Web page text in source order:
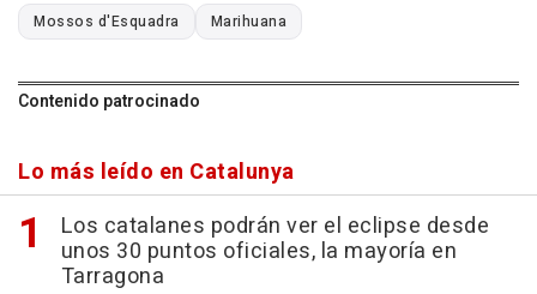
Mossos d'Esquadra Marihuana
Contenido patrocinado
Lo más leído en Catalunya
Los catalanes podrán ver el eclipse desde
unos 30 puntos oficiales, la mayoría en
Tarragona